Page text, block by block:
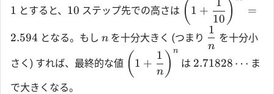
1 とすると、 10 ステップ先での高さは ( 1 +
10 ) =
2.594 となる。もし n を十分大きく (つまり
n
1
を十分小
さく) すれば、最終的な値 ( 1 +
n
1 ) n
は 2.71828 ⋯ ま
で大きくなる。